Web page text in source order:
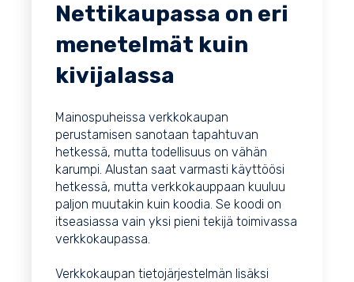
Nettikaupassa on eri
menetelmät kuin
kivijalassa
Mainospuheissa verkkokaupan
perustamisen sanotaan tapahtuvan
hetkessä, mutta todellisuus on vähän
karumpi. Alustan saat varmasti käyttöösi
hetkessä, mutta verkkokauppaan kuuluu
paljon muutakin kuin koodia. Se koodi on
itseasiassa vain yksi pieni tekijä toimivassa
verkkokaupassa.
Verkkokaupan tietojärjestelmän lisäksi